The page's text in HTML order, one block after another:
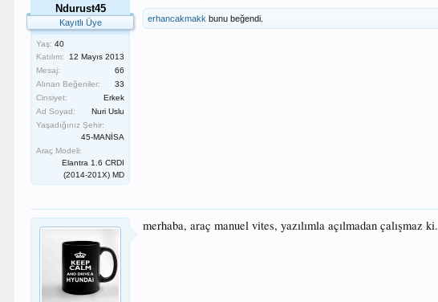
Ndurust45
Kayıtlı Üye
Yaş: 40
Katılım:
12 Mayıs 2013
Mesaj:
66
Alınan Beğeniler:
33
Cinsiyet:
Erkek
Ad Soyad:
Nuri Uslu
Yaşadığınız Şehir:
45-MANİSA
Araç Modeli:
Elantra 1.6 CRDI
(2014-201X) MD
erhancakmakk bunu beğendi.
merhaba, araç manuel vites, yazılımla açılmadan çalışmaz ki.